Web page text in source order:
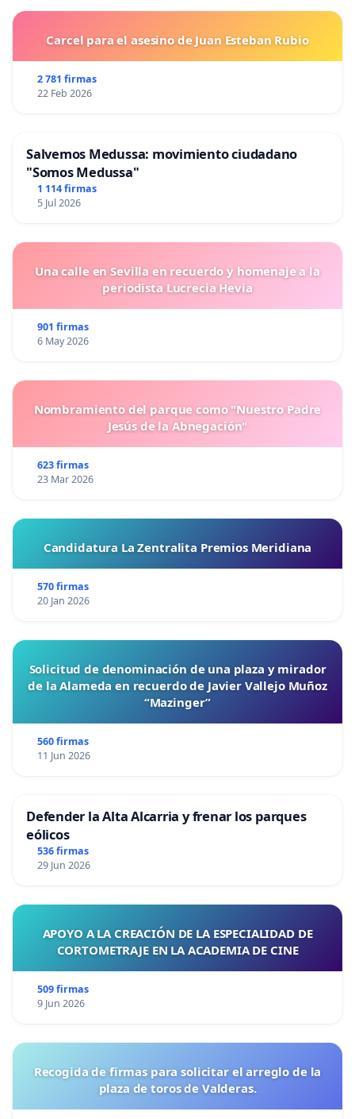
Carcel para el asesino de Juan Esteban Rubio
2 781 firmas
22 Feb 2026
Salvemos Medussa: movimiento ciudadano
"Somos Medussa"
1 114 firmas
5 Jul 2026
Una calle en Sevilla en recuerdo y homenaje a la
periodista Lucrecia Hevia
901 firmas
6 May 2026
Nombramiento del parque como "Nuestro Padre
Jesús de la Abnegación"
623 firmas
23 Mar 2026
Candidatura La Zentralita Premios Meridiana
570 firmas
20 Jan 2026
Solicitud de denominación de una plaza y mirador
de la Alameda en recuerdo de Javier Vallejo Muñoz
“Mazinger”
560 firmas
11 Jun 2026
Defender la Alta Alcarria y frenar los parques
eólicos
536 firmas
29 Jun 2026
APOYO A LA CREACIÓN DE LA ESPECIALIDAD DE
CORTOMETRAJE EN LA ACADEMIA DE CINE
509 firmas
9 Jun 2026
Recogida de firmas para solicitar el arreglo de la
plaza de toros de Valderas.